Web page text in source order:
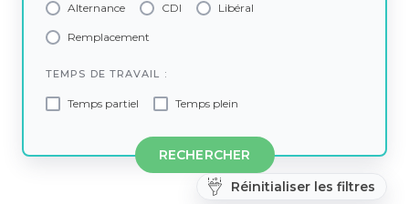
Réinitialiser les filtres
Alternance CDI Libéral
Remplacement
TEMPS DE TRAVAIL :
Temps partiel Temps plein
RECHERCHER